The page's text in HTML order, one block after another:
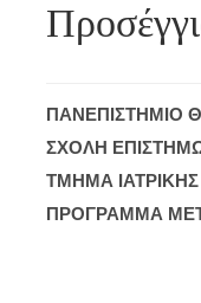
ΠΑΝΕΠΙΣΤΗΜΙΟ
ΣΧΟΛΗ
ΤΜΗΜΑ ΙΑΤΡΙΚΗΣ
ΠΡΟΓΡΑΜΜΑ